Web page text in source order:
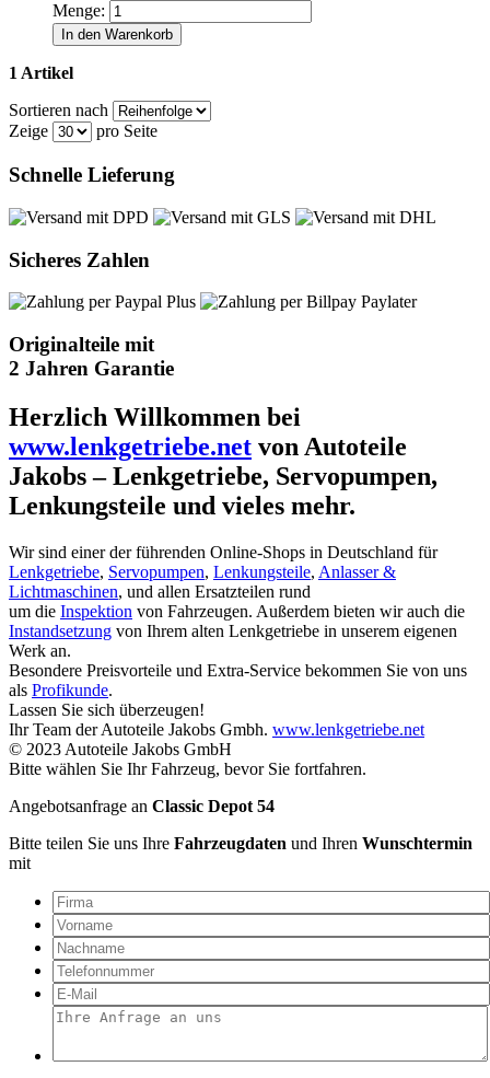
Menge:
In den Warenkorb
1 Artikel
Sortieren nach
Zeige
pro Seite
Schnelle Lieferung
Sicheres Zahlen
Originalteile mit
2 Jahren Garantie
Herzlich Willkommen bei
www.lenkgetriebe.net von Autoteile
Jakobs – Lenkgetriebe, Servopumpen,
Lenkungsteile und vieles mehr.
Wir sind einer der führenden Online-Shops in Deutschland für
Lenkgetriebe, Servopumpen, Lenkungsteile, Anlasser &
Lichtmaschinen, und allen Ersatzteilen rund
um die Inspektion von Fahrzeugen. Außerdem bieten wir auch die
Instandsetzung von Ihrem alten Lenkgetriebe in unserem eigenen
Werk an.
Besondere Preisvorteile und Extra-Service bekommen Sie von uns
als Profikunde.
Lassen Sie sich überzeugen!
Ihr Team der Autoteile Jakobs Gmbh. www.lenkgetriebe.net
© 2023 Autoteile Jakobs GmbH
Bitte wählen Sie Ihr Fahrzeug, bevor Sie fortfahren.
Angebotsanfrage an Classic Depot 54
Bitte teilen Sie uns Ihre Fahrzeugdaten und Ihren Wunschtermin
mit